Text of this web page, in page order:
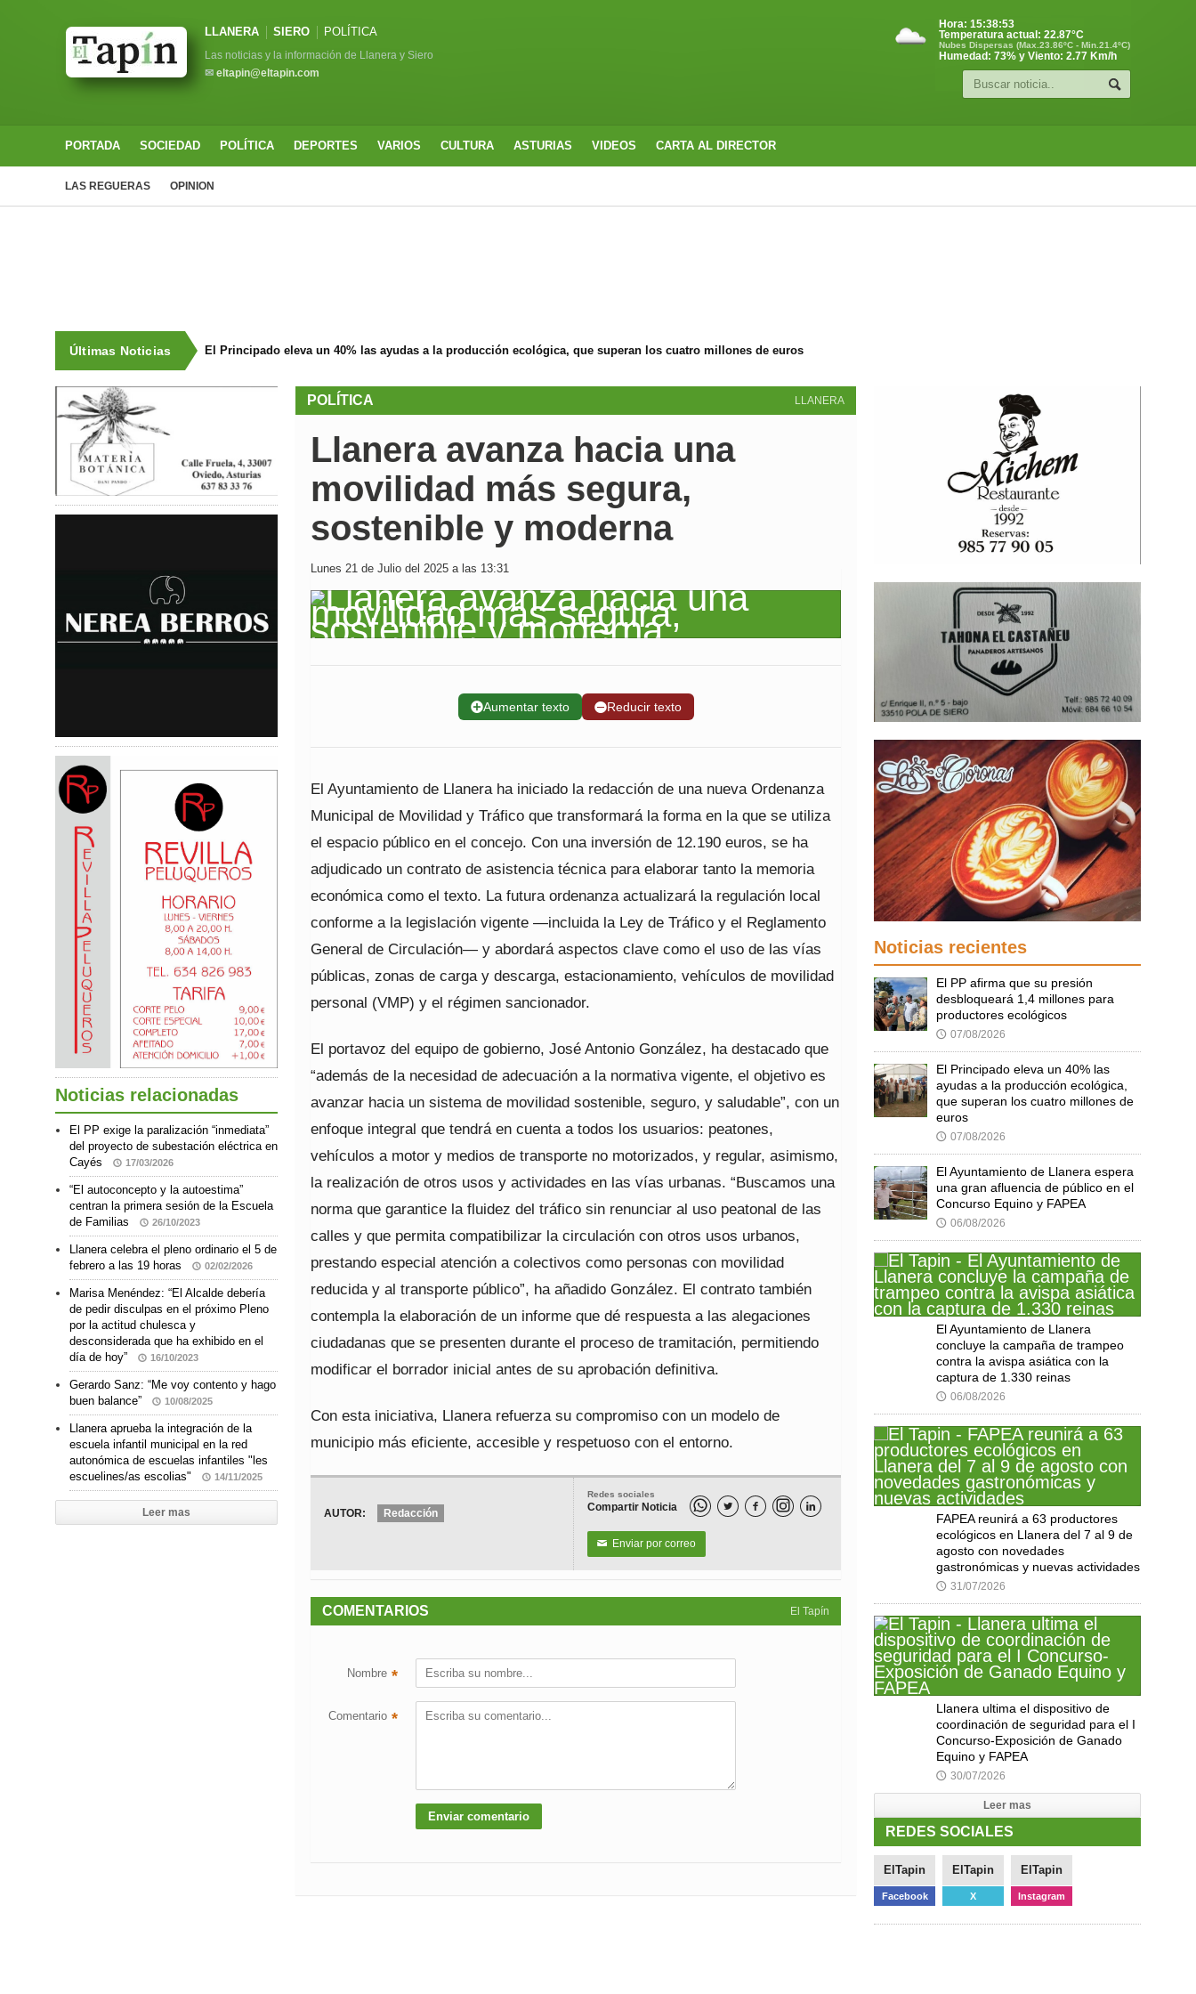
LLANERA SIERO POLÍTICA
Las noticias y la información de Llanera y Siero
✉ eltapin@eltapin.com
Hora: 15:38:54
Temperatura actual: 22.87°C
Nubes Dispersas (Max.23.86ºC - Min.21.4ºC)
Humedad: 73% y Viento: 2.77 Km/h
PORTADA SOCIEDAD POLÍTICA DEPORTES VARIOS CULTURA ASTURIAS VIDEOS CARTA AL DIRECTOR
LAS REGUERAS OPINION
Últimas Noticias El Principado eleva un 40% las ayudas a la producción ecológica, que superan los cuatro millones de euros
LLANERA
POLÍTICA
Llanera avanza hacia una
movilidad más segura,
sostenible y moderna
Lunes 21 de Julio del 2025 a las 13:31
➕Aumentar texto ➖Reducir texto
El Ayuntamiento de Llanera ha iniciado la redacción de una nueva Ordenanza
Municipal de Movilidad y Tráfico que transformará la forma en la que se utiliza
el espacio público en el concejo. Con una inversión de 12.190 euros, se ha
adjudicado un contrato de asistencia técnica para elaborar tanto la memoria
económica como el texto. La futura ordenanza actualizará la regulación local
conforme a la legislación vigente —incluida la Ley de Tráfico y el Reglamento
General de Circulación— y abordará aspectos clave como el uso de las vías
públicas, zonas de carga y descarga, estacionamiento, vehículos de movilidad
personal (VMP) y el régimen sancionador.
El portavoz del equipo de gobierno, José Antonio González, ha destacado que
“además de la necesidad de adecuación a la normativa vigente, el objetivo es
avanzar hacia un sistema de movilidad sostenible, seguro, y saludable”, con un
enfoque integral que tendrá en cuenta a todos los usuarios: peatones,
vehículos a motor y medios de transporte no motorizados, y regular, asimismo,
la realización de otros usos y actividades en las vías urbanas. “Buscamos una
norma que garantice la fluidez del tráfico sin renunciar al uso peatonal de las
calles y que permita compatibilizar la circulación con otros usos urbanos,
prestando especial atención a colectivos como personas con movilidad
reducida y al transporte público”, ha añadido González. El contrato también
contempla la elaboración de un informe que dé respuesta a las alegaciones
ciudadanas que se presenten durante el proceso de tramitación, permitiendo
modificar el borrador inicial antes de su aprobación definitiva.
Con esta iniciativa, Llanera refuerza su compromiso con un modelo de
municipio más eficiente, accesible y respetuoso con el entorno.
Redes sociales
Compartir Noticia   
✉ Enviar por correo
AUTOR: Redacción
El Tapín
COMENTARIOS
Nombre *
Comentario *
Noticias relacionadas
El PP exige la paralización “inmediata”
del proyecto de subestación eléctrica en
Cayés
17/03/2026
“El autoconcepto y la autoestima”
centran la primera sesión de la Escuela
de Familias
26/10/2023
Llanera celebra el pleno ordinario el 5 de
febrero a las 19 horas
02/02/2026
Marisa Menéndez: “El Alcalde debería
de pedir disculpas en el próximo Pleno
por la actitud chulesca y
desconsiderada que ha exhibido en el
día de hoy”
16/10/2023
Gerardo Sanz: “Me voy contento y hago
buen balance”
10/08/2025
Llanera aprueba la integración de la
escuela infantil municipal en la red
autonómica de escuelas infantiles "les
escuelines/as escolias"
14/11/2025
Leer mas
Noticias recientes
El PP afirma que su presión
desbloqueará 1,4 millones para
productores ecológicos
🕔 07/08/2026
El Principado eleva un 40% las
ayudas a la producción ecológica,
que superan los cuatro millones de
euros
🕔 07/08/2026
El Ayuntamiento de Llanera espera
una gran afluencia de público en el
Concurso Equino y FAPEA
🕔 06/08/2026
El Ayuntamiento de Llanera
concluye la campaña de trampeo
contra la avispa asiática con la
captura de 1.330 reinas
🕔 06/08/2026
FAPEA reunirá a 63 productores
ecológicos en Llanera del 7 al 9 de
agosto con novedades
gastronómicas y nuevas actividades
🕔 31/07/2026
Llanera ultima el dispositivo de
coordinación de seguridad para el I
Concurso-Exposición de Ganado
Equino y FAPEA
🕔 30/07/2026
Leer mas
REDES SOCIALES
ElTapin
Facebook
ElTapin
X
ElTapin
Instagram